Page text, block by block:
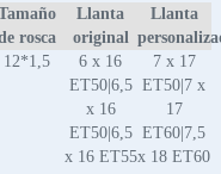
rosca
Llanta
original
Llanta
12*1,5
6 x 16
ET50|6,5
x 16
ET50|6,5
x 16 ET55
7 x 17
ET50|7 x
17
ET60|7,5
x 18 ET60